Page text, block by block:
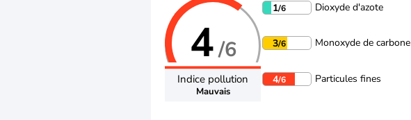
4/6
Indice pollution
Mauvais
1/6 Dioxyde d'azote
3/6 Monoxyde de carbone
4/6 Particules fines